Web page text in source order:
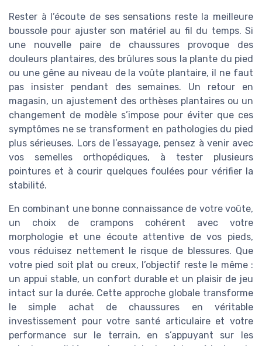
Rester à l’écoute de ses sensations reste la meilleure
boussole pour ajuster son matériel au fil du temps. Si
une nouvelle paire de chaussures provoque des
douleurs plantaires, des brûlures sous la plante du pied
ou une gêne au niveau de la voûte plantaire, il ne faut
pas insister pendant des semaines. Un retour en
magasin, un ajustement des orthèses plantaires ou un
changement de modèle s’impose pour éviter que ces
symptômes ne se transforment en pathologies du pied
plus sérieuses. Lors de l’essayage, pensez à venir avec
vos semelles orthopédiques, à tester plusieurs
pointures et à courir quelques foulées pour vérifier la
stabilité.
En combinant une bonne connaissance de votre voûte,
un choix de crampons cohérent avec votre
morphologie et une écoute attentive de vos pieds,
vous réduisez nettement le risque de blessures. Que
votre pied soit plat ou creux, l’objectif reste le même :
un appui stable, un confort durable et un plaisir de jeu
intact sur la durée. Cette approche globale transforme
le simple achat de chaussures en véritable
investissement pour votre santé articulaire et votre
performance sur le terrain, en s’appuyant sur les